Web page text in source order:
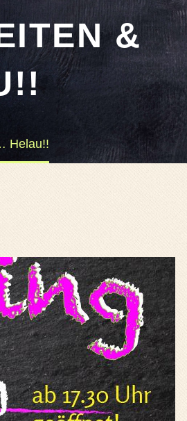
&
Helau!!